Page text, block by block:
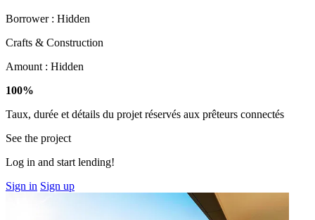
Borrower : Hidden
Crafts & Construction
Amount : Hidden
100%
Taux, durée et détails du projet réservés aux prêteurs connectés
See the project
Log in and start lending!
Sign in Sign up